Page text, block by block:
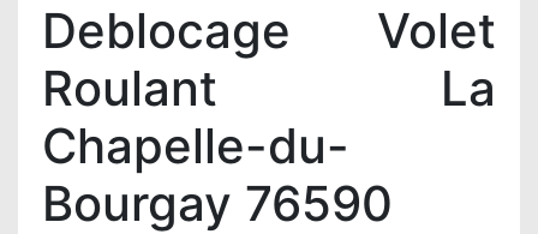
Deblocage Volet
Roulant La
Chapelle-du-
Bourgay 76590